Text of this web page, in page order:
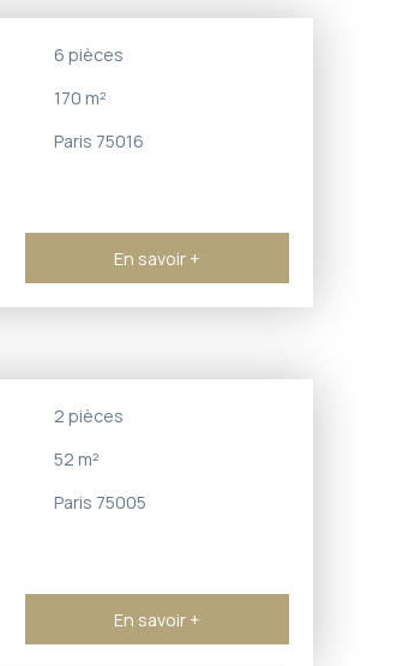
6 pièces
170 m²
Paris 75016
En savoir +
2 pièces
52 m²
Paris 75005
En savoir +